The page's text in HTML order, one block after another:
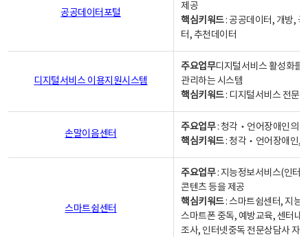
공공데이터포털
제공
핵심키워드: 공공데이터, 개방,
터, 추천데이터
디지털서비스 이용지원시스템
주요업무디지털서비스 활성화를
관리하는 시스템
핵심키워드: 디지털서비스 전문
손말이음센터
주요업무: 청각‧언어장애인의
핵심키워드: 청각‧언어장애인,
스마트쉼센터
주요업무: 지능정보서비스(인터
콘텐츠 등을 제공
핵심키워드: 스마트쉼센터, 지능
스마트폰 중독, 예방교육, 센터내
조사, 인터넷중독 전문상담사 자